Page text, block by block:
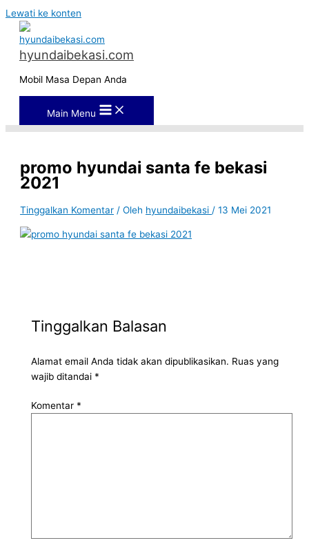
Lewati ke konten
hyundaibekasi.com
Mobil Masa Depan Anda
Main Menu
promo hyundai santa fe bekasi
2021
Tinggalkan Komentar / Oleh hyundaibekasi/13 Mei 2021
Tinggalkan Balasan
Alamat email Anda tidak akan dipublikasikan. Ruas yang
wajib ditandai *
Komentar *